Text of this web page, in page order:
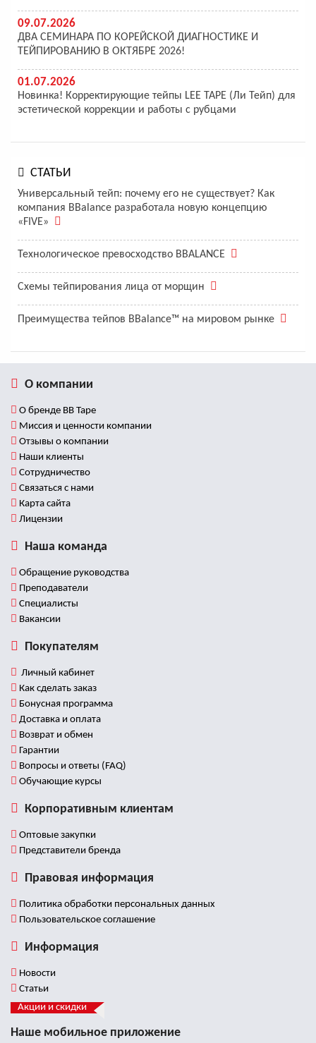
09.07.2026
ДВА СЕМИНАРА ПО КОРЕЙСКОЙ ДИАГНОСТИКЕ И
ТЕЙПИРОВАНИЮ В ОКТЯБРЕ 2026!
01.07.2026
Новинка! Корректирующие тейпы LEE TAPE (Ли Тейп) для
эстетической коррекции и работы с рубцами
СТАТЬИ
Универсальный тейп: почему его не существует? Как
компания BBalance разработала новую концепцию
«FIVE»
Технологическое превосходство BBALANCE
Схемы тейпирования лица от морщин
Преимущества тейпов BBalance™ на мировом рынке
О компании
О бренде BB Tape
Миссия и ценности компании
Отзывы о компании
Наши клиенты
Сотрудничество
Связаться с нами
Карта сайта
Лицензии
Наша команда
Обращение руководства
Преподаватели
Специалисты
Вакансии
Покупателям
Личный кабинет
Как сделать заказ
Бонусная программа
Доставка и оплата
Возврат и обмен
Гарантии
Вопросы и ответы (FAQ)
Обучающие курсы
Корпоративным клиентам
Оптовые закупки
Представители бренда
Правовая информация
Политика обработки персональных данных
Пользовательское соглашение
Информация
Новости
Статьи
Акции и скидки
Наше мобильное приложение